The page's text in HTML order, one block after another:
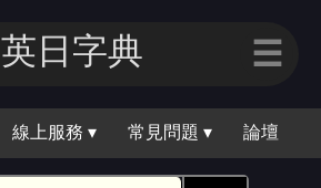
英日字典 ☰
線上服務 ▾ 常見問題 ▾ 論壇